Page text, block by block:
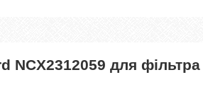
NCX2312059 для фільтра